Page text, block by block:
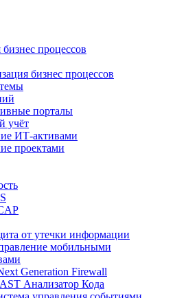
процессов
бизнес процессов
порталы
учёт
ИТ-активами
проектами
от утечки информации
мобильными
Generation Firewall
Анализатор Кода